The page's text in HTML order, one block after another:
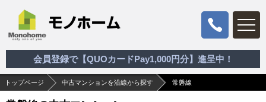
会員登録で【QUOカードPay1,000円分】進呈中！
トップページ 中古マンションを沿線から探す 常磐線